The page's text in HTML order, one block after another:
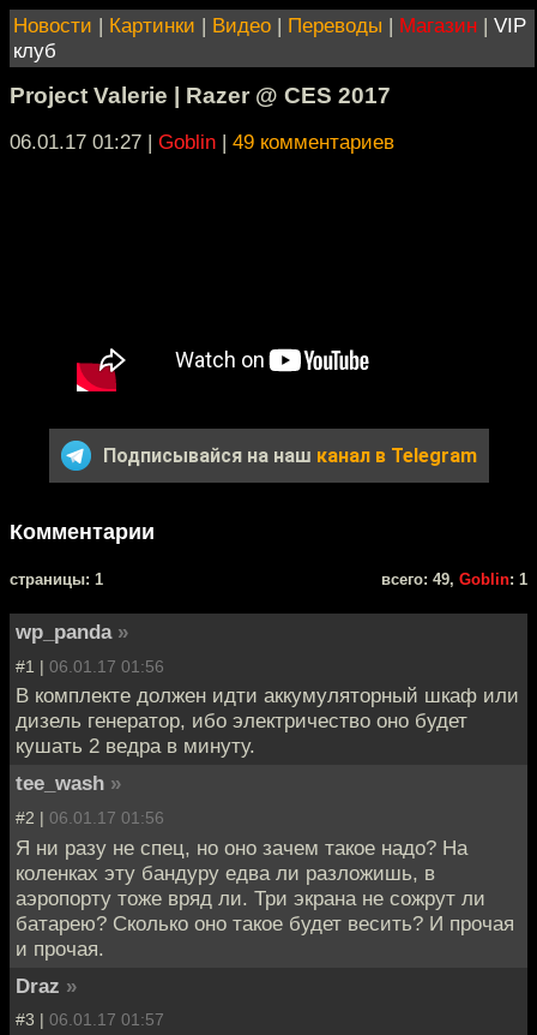
Новости | Картинки | Видео | Переводы | Магазин | VIP
клуб
Project Valerie | Razer @ CES 2017
06.01.17 01:27 | Goblin | 49 комментариев
Подписывайся на наш канал в Telegram
Комментарии
cтраницы: 1 всего: 49, Goblin: 1
wp_panda »
#1 | 06.01.17 01:56
В комплекте должен идти аккумуляторный шкаф или
дизель генератор, ибо электричество оно будет
кушать 2 ведра в минуту.
tee_wash »
#2 | 06.01.17 01:56
Я ни разу не спец, но оно зачем такое надо? На
коленках эту бандуру едва ли разложишь, в
аэропорту тоже вряд ли. Три экрана не сожрут ли
батарею? Сколько оно такое будет весить? И прочая
и прочая.
Draz »
#3 | 06.01.17 01:57